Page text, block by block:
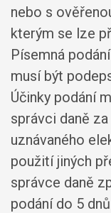
nebo s
kterým se lze
Písemná
musí být
Účinky podání
správci daně
uznávaného
použití jiných
správce daně
podání do 5